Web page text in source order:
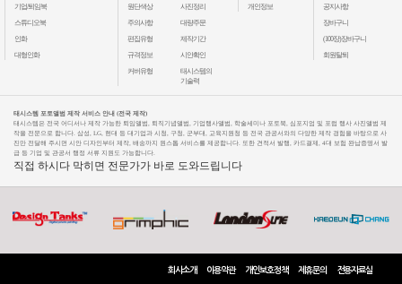
기업/퇴임북
스튜디오북
인화
대형인화
원단색상
주의사항
편집유형
규격정보
커버유형
사진정리
대량주문
제작기간
시안확인
태시스템의
기술력
개인정보
공지사항
장바구니
(100장)장바구니
회원탈퇴
태시스템 포토앨범 제작 서비스 안내 (전국 제작)
태시스템은 전국 어디서나 제작 가능한 퇴임앨범, 퇴직기념앨범, 기업행사앨범, 학술세미나 포토북, 심포지엄 및 포럼 행사 사진앨범 제
작을 전문으로 합니다. 삼성, LG, 현대 등 대기업과 시청, 구청, 군부대, 교육지원청 등 전국 관공서와의 다양한 제작 경험을 바탕으로 사
진만 전달해 주시면 시안 디자인부터 제작, 배송까지 원스톱 서비스를 제공합니다. 또한 견적서 발행, 카드결제, 4대 보험 완납증명서 발
급 등 기업 및 관공서 행정 서류 지원도 가능합니다.
직접 하시다 막히면 전문가가 바로 도와드립니다
회사소개 이용약관 개인보호정책 제휴문의 전용자료실